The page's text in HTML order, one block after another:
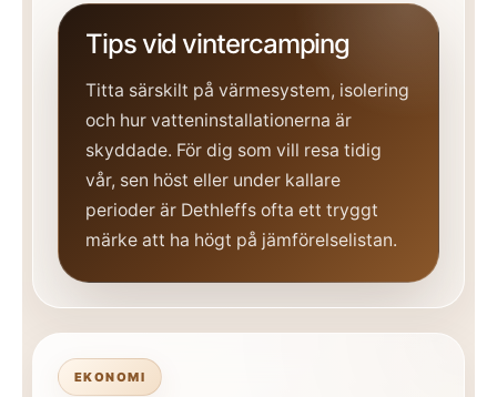
Tips vid vintercamping
Titta särskilt på värmesystem, isolering
och hur vatteninstallationerna är
skyddade. För dig som vill resa tidig
vår, sen höst eller under kallare
perioder är Dethleffs ofta ett tryggt
märke att ha högt på jämförelselistan.
EKONOMI